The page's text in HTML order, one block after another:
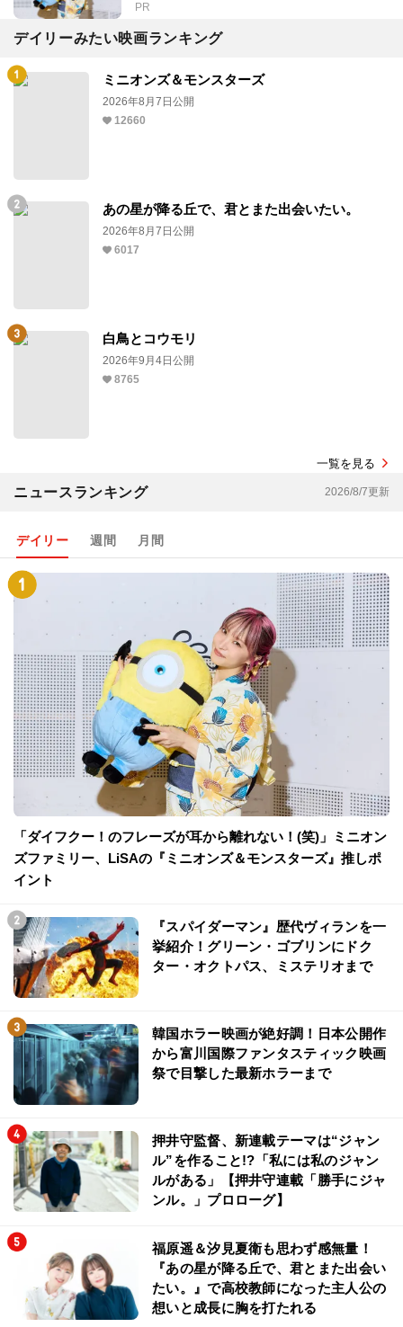
PR
デイリーみたい映画ランキング
ミニオンズ＆モンスターズ
2026年8月7日公開
12660
あの星が降る丘で、君とまた出会いたい。
2026年8月7日公開
6017
白鳥とコウモリ
2026年9月4日公開
8765
一覧を見る
ニュースランキング 2026/8/7更新
デイリー 週間 月間
「ダイフクー！のフレーズが耳から離れない！(笑)」ミニオン
ズファミリー、LiSAの『ミニオンズ＆モンスターズ』推しポ
イント
『スパイダーマン』歴代ヴィランを一
挙紹介！グリーン・ゴブリンにドク
ター・オクトパス、ミステリオまで
韓国ホラー映画が絶好調！日本公開作
から富川国際ファンタスティック映画
祭で目撃した最新ホラーまで
押井守監督、新連載テーマは“ジャン
ル”を作ること!?「私には私のジャン
ルがある」【押井守連載「勝手にジャ
ンル。」プロローグ】
福原遥＆汐見夏衛も思わず感無量！
『あの星が降る丘で、君とまた出会い
たい。』で高校教師になった主人公の
想いと成長に胸を打たれる